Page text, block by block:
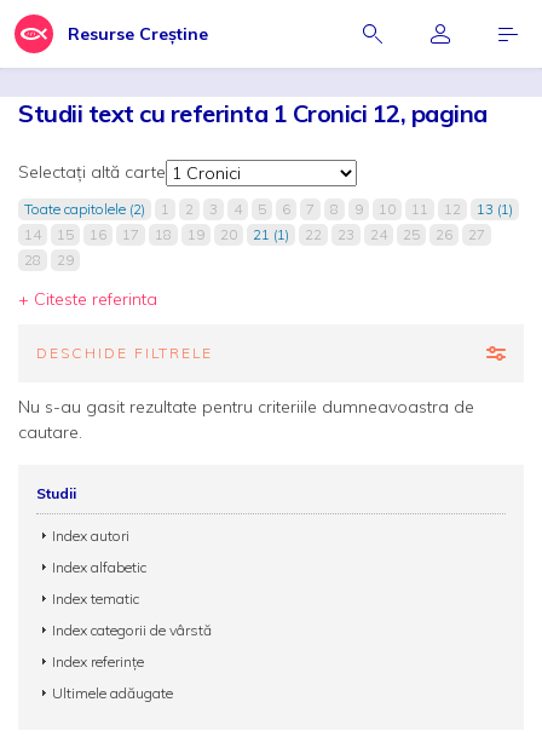
Resurse Creștine
Studii text cu referinta 1 Cronici 12, pagina
Selectați altă carte
Toate capitolele (2) 1 2 3 4 5 6 7 8 9 10 11 12
13 (1)
14
15 16 17 18 19 20 21 (1) 22 23 24 25 26
27
28
29
+ Citeste referinta
DESCHIDE FILTRELE
Nu s-au gasit rezultate pentru criteriile dumneavoastra de
cautare.
Studii
Index autori
Index alfabetic
Index tematic
Index categorii de vârstă
Index referințe
Ultimele adăugate